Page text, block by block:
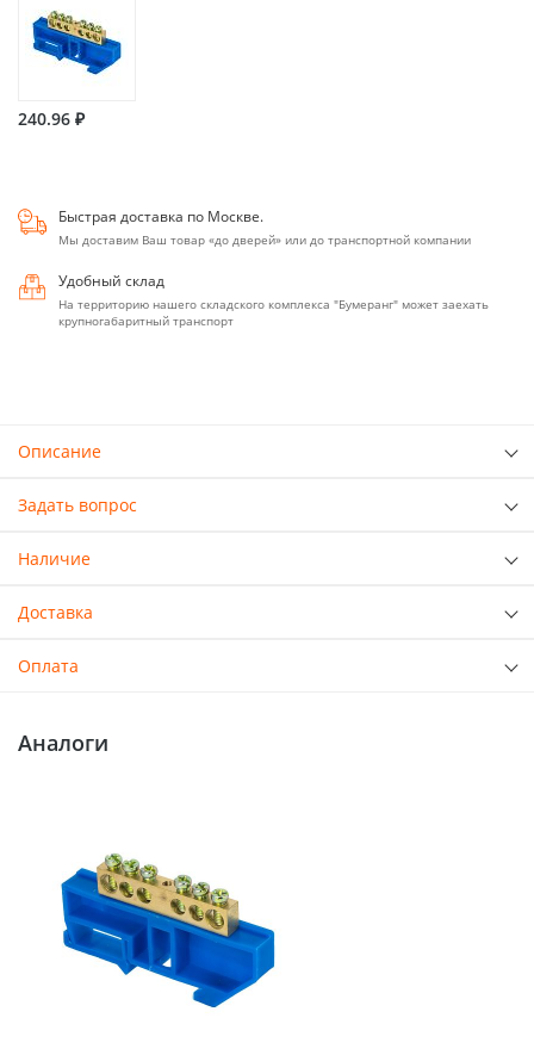
240.96 ₽
Быстрая доставка по Москве.
Мы доставим Ваш товар «до дверей» или до транспортной компании
Удобный склад
На территорию нашего складского комплекса "Бумеранг" может заехать
крупногабаритный транспорт
Описание
Задать вопрос
Наличие
Доставка
Оплата
Аналоги